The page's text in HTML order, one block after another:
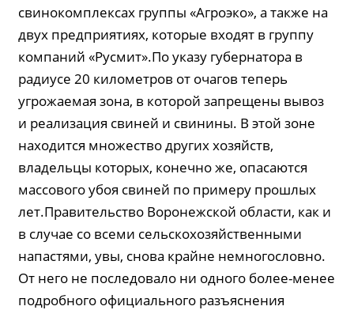
свинокомплексах группы «Агроэко», а также на
двух предприятиях, которые входят в группу
компаний «Русмит».По указу губернатора в
радиусе 20 километров от очагов теперь
угрожаемая зона, в которой запрещены вывоз
и реализация свиней и свинины. В этой зоне
находится множество других хозяйств,
владельцы которых, конечно же, опасаются
массового убоя свиней по примеру прошлых
лет.Правительство Воронежской области, как и
в случае со всеми сельскохозяйственными
напастями, увы, снова крайне немногословно.
От него не последовало ни одного более-менее
подробного официального разъяснения